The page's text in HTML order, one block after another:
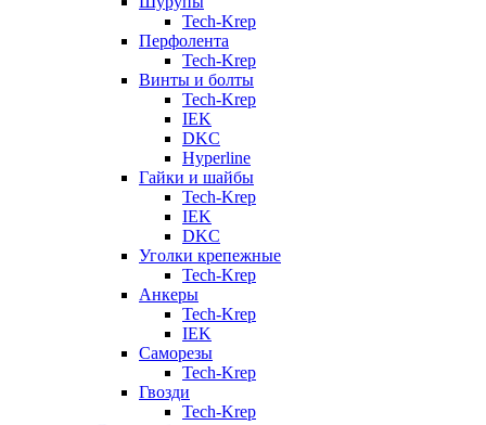
Tech-Krep
Перфолента
Tech-Krep
Винты и болты
Tech-Krep
IEK
DKC
Hyperline
Гайки и шайбы
Tech-Krep
IEK
DKC
Уголки крепежные
Tech-Krep
Анкеры
Tech-Krep
IEK
Саморезы
Tech-Krep
Гвозди
Tech-Krep